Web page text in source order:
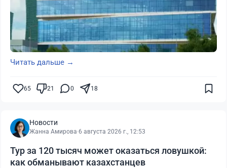
Читать дальше →
65 21 0 18
Новости
Жанна Амирова·6 августа 2026 г., 12:53
Тур за 120 тысяч может оказаться ловушкой:
как обманывают казахстанцев